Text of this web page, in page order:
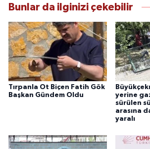
Bunlar da ilginizi çekebilir
Tırpanla Ot Biçen Fatih Gök
Başkan Gündem Oldu
yerine
sürülen
arasına
yaralı